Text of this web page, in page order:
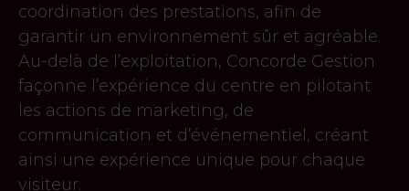
coordination des prestations, afin de
garantir un environnement sûr et agréable.
Au-delà de l’exploitation, Concorde Gestion
façonne l’expérience du centre en pilotant
les actions de marketing, de
communication et d’événementiel, créant
ainsi une expérience unique pour chaque
visiteur.